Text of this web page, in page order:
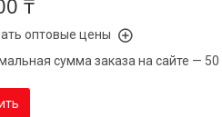
₸
оптовые цены
сумма заказа на сайте — 50